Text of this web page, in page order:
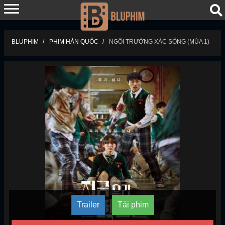
BLUPHIM PHIM HÀN QUỐC NGÔI TRƯỜNG XÁC SỐNG (MÙA 1)
Trailer Tải phim